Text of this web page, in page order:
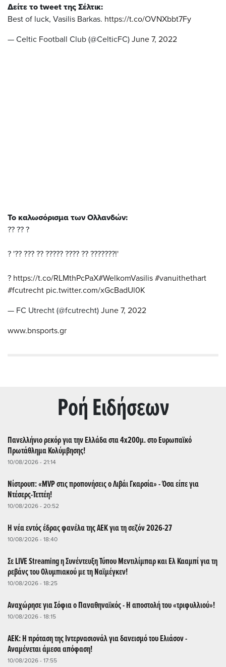
Δείτε το tweet της Σέλτικ:
Best of luck, Vasilis Barkas. https://t.co/OVNXbbt7Fy
— Celtic Football Club (@CelticFC) June 7, 2022
Το καλωσόρισμα των Ολλανδών:
?? ?? ?
?️ '?? ??? ?? ????? ???? ?? ???????!'
? https://t.co/RLMthPcPaX#WelkomVasilis #vanuithethart
#fcutrecht pic.twitter.com/xGcBadUl0K
— FC Utrecht (@fcutrecht) June 7, 2022
www.bnsports.gr
Ρoή Ειδήσεων
Πανελλήνιο ρεκόρ για την Ελλάδα στα 4x200μ. στο Ευρωπαϊκό
Πρωτάθλημα Κολύμβησης!
10/08/2026 - 21:14
Νίστρουπ: «MVP στις προπονήσεις ο Λιβάι Γκαρσία» - Όσα είπε για
Ντέσερς-Τεττέη!
10/08/2026 - 20:52
Η νέα εντός έδρας φανέλα της ΑΕΚ για τη σεζόν 2026-27
10/08/2026 - 18:40
Σε LIVE Streaming η Συνέντευξη Τύπου Μεντιλίμπαρ και Ελ Κααμπί για τη
ρεβάνς του Ολυμπιακού με τη Ναϊμέγκεν!
10/08/2026 - 18:25
Αναχώρησε για Σόφια ο Παναθηναϊκός - Η αποστολή του «τριφυλλιού»!
10/08/2026 - 18:15
ΑΕΚ: Η πρόταση της Ιντερνασιονάλ για δανεισμό του Ελιάσον -
Αναμένεται άμεσα απόφαση!
10/08/2026 - 17:55